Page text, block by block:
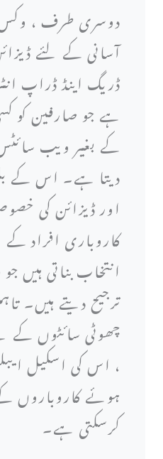
دوسری طرف ، وکس
آسانی کے لئے
ڈریگ اینڈ ڈراپ
ہے جو صارفین کو
کے بغیر ویب
دیتا ہے۔ اس کے
اور ڈیزائن کی
کاروباری افراد
انتخاب بناتی ہیں
ترجیح دیتے ہیں۔
چھوٹی سائٹوں
، اس کی اسکیل
ہوئے کاروباروں
کرسکتی ہے۔